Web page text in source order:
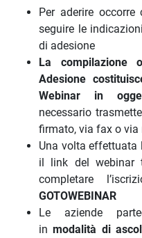
Per aderire
seguire le
di adesione
La
Adesione
Webinar in
necessario
firmato, via fax o via
Una volta effettuata
il link del webinar
completare
GOTOWEBINAR
Le aziende
inmodalità di